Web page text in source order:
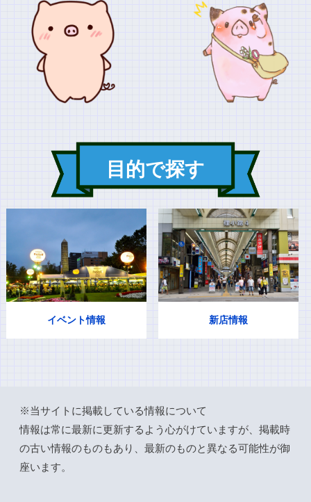
目的で探す
イベント情報 新店情報
※当サイトに掲載している情報について
情報は常に最新に更新するよう心がけていますが、掲載時
の古い情報のものもあり、最新のものと異なる可能性が御
座います。